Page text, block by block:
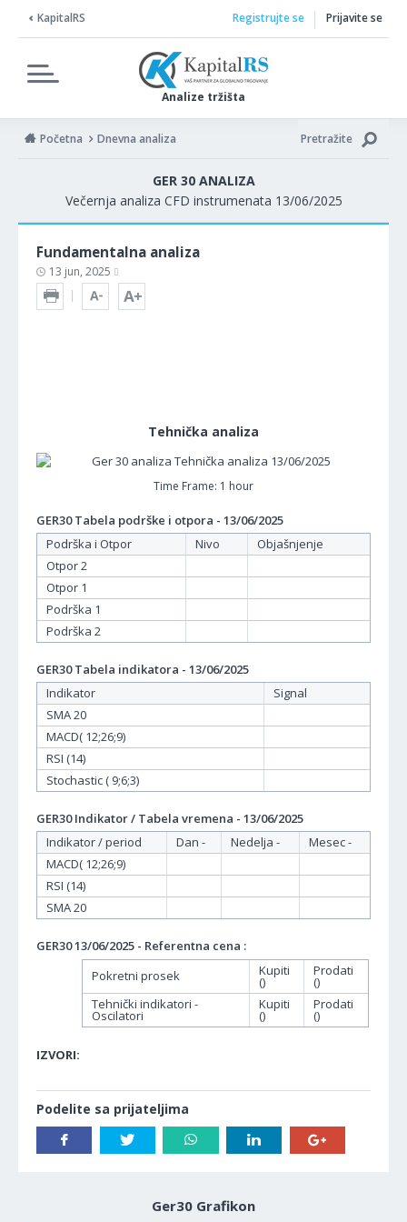
KapitalRS
Analize tržišta
Registrujte se Prijavite se
Početna Dnevna analiza Pretražite
GER 30 ANALIZA
Večernja analiza CFD instrumenata 13/06/2025
Fundamentalna analiza
13 jun, 2025
Tehnička analiza
Time Frame: 1 hour
GER30 Tabela podrške i otpora - 13/06/2025
Podrška i Otpor
Nivo
Objašnjenje
Otpor 2
Otpor 1
Podrška 1
Podrška 2
GER30 Tabela indikatora - 13/06/2025
Indikator
Signal
SMA 20
MACD( 12;26;9)
RSI (14)
Stochastic ( 9;6;3)
GER30 Indikator / Tabela vremena - 13/06/2025
Indikator / period
Dan - Nedelja -
Mesec -
MACD( 12;26;9)
RSI (14)
SMA 20
GER30 13/06/2025 - Referentna cena :
Pokretni prosek
Kupiti
()
Prodati
()
Tehnički indikatori -
Oscilatori
Kupiti
()
Prodati
()
IZVORI:
Podelite sa prijateljima
Ger30 Grafikon